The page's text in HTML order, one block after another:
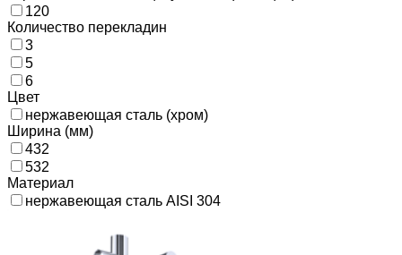
120
Количество перекладин
3
5
6
Цвет
нержавеющая сталь (хром)
Ширина (мм)
432
532
Материал
нержавеющая сталь AISI 304